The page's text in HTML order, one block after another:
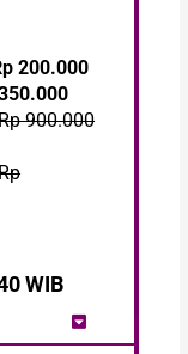
200.000
900.000
WIB